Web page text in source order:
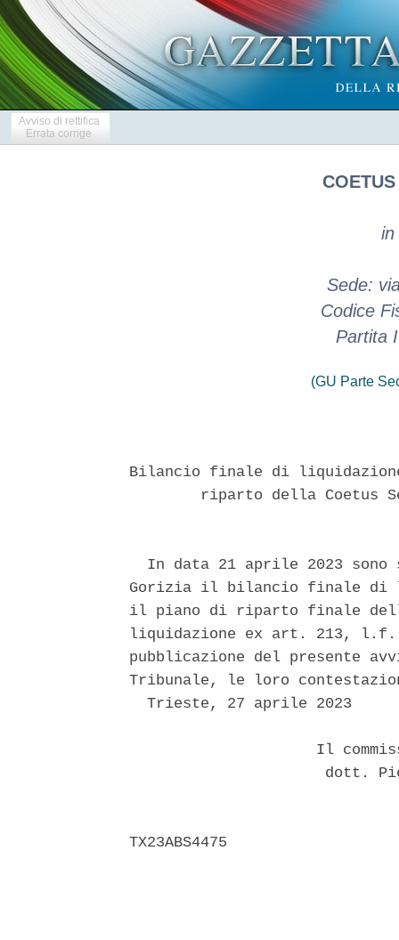
Avviso di rettifica
Errata corrige
in
Sede:
Codice
Partita
(GU Parte
Bilancio finale di
riparto della Coetus
In data 21 aprile 2023 sono
Gorizia il bilancio finale di
il piano di riparto finale
liquidazione ex art. 213,
pubblicazione del presente
Tribunale, le loro
  Trieste, 27 aprile 2023
Il
dott.